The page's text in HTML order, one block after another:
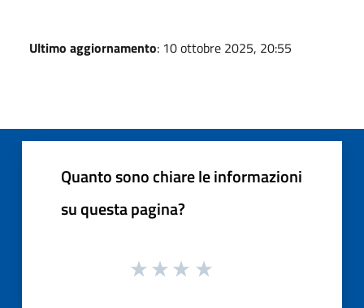
Ultimo aggiornamento: 10 ottobre 2025, 20:55
Quanto sono chiare le informazioni
su questa pagina?